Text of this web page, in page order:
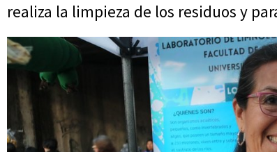
realiza la limpieza de los residuos y